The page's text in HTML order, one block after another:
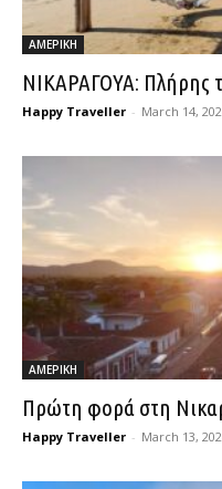
ΑΜΕΡΙΚΗ
ΝΙΚΑΡΑΓΟΥΑ: Πλήρης
Happy Traveller - March 14,
ΑΜΕΡΙΚΗ
Πρώτη φορά στη
Happy Traveller - March 13,